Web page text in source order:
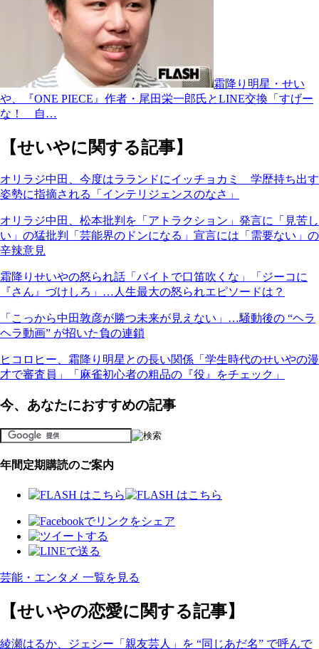
霜降り明星・せい
や、『ONE PIECE』作者・尾田栄一郎氏とLINE交換「すげー
な！ 自…
【せいやに関する記事】
オリラジ中田、今度はラランドにイッチョカミ 学歴持ち出す
姿勢に指摘される「インテリジェンスのなさ」
オリラジ中田、松本批判を「アトラクション」発言に「見苦し
い」の猛批判「芸能界のドンになる」宣言には「需要ない」の
辛辣意見
霜降りせいやの怒られ話「バイトで口笛吹くな」「ジーコに
『さん』づけしろ」…人生最大の怒られエピソードは？
「こっから中田敦彦が勝つ未来が見えない」…騒動後の “ヘラ
ヘラ動画” が招いた負の連鎖
ヒコロヒー、霜降り明星との長い関係「学生時代のせいやの漫
才で審査員」「麻雀初心者の粗品の『役』をチェック」
今、あなたにおすすめの記事
年間定期購読のご案内
芸能・エンタメ 一覧を見る
【せいやの恋愛に関する記事】
綾瀬はるか、ジェシー「親友芸人」を “同じあだ名” で呼んで